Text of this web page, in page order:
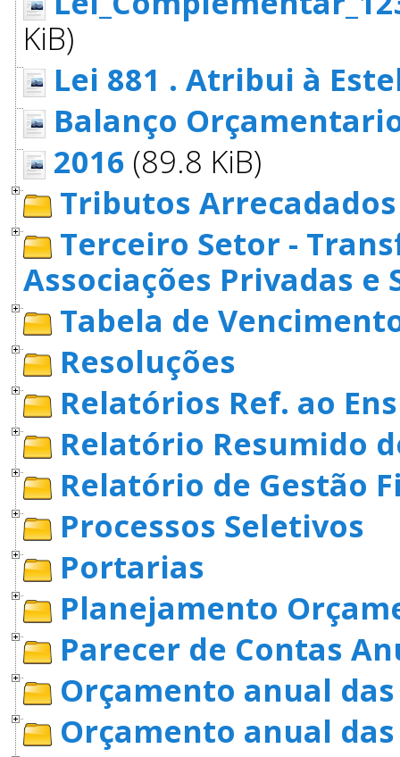
KiB)
Lei 881 . Atribui à
Balanço
2016 (89.8 KiB)
Tributos Arrecadados
Terceiro Setor -
Associações Privadas e
Tabela de
Resoluções
Relatórios Ref. ao
Relatório Resumido
Relatório de Gestão
Processos Seletivos
Portarias
Planejamento
Parecer de Contas
Orçamento anual
Orçamento anual